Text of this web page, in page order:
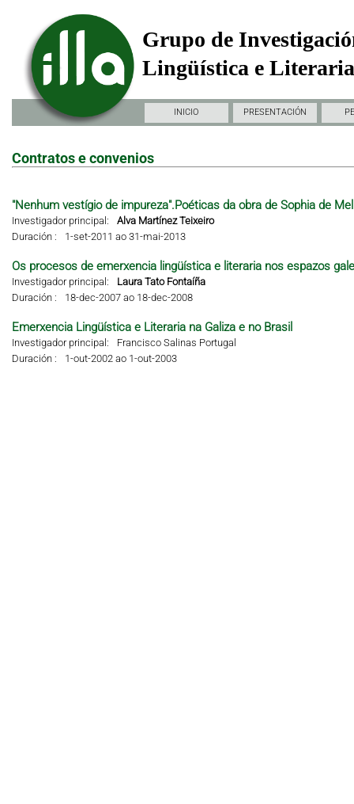
Grupo de
Lingüística e
INICIO PRESENTACIÓN
Contratos e convenios
"Nenhum vestígio de impureza".Poéticas da obra de Sophia de
Investigador principal:
Alva Martínez Teixeiro
Duración :
1-set-2011 ao 31-mai-2013
Os procesos de emerxencia lingüística e literaria nos espazos
Investigador principal:
Laura Tato Fontaíña
Duración :
18-dec-2007 ao 18-dec-2008
Emerxencia Lingüística e Literaria na Galiza e no Brasil
Investigador principal:
Francisco Salinas Portugal
Duración :
1-out-2002 ao 1-out-2003